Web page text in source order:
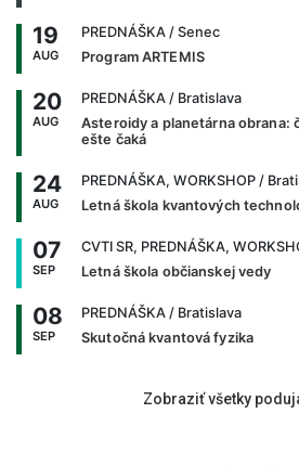
19
AUG
PREDNÁŠKA / Senec
Program ARTEMIS
20
AUG
PREDNÁŠKA / Bratislava
Asteroidy a planetárna obrana:
ešte čaká
24
AUG
PREDNÁŠKA, WORKSHOP /
Letná škola kvantových
07
SEP
CVTI SR, PREDNÁŠKA,
Letná škola občianskej vedy
08
SEP
PREDNÁŠKA / Bratislava
Skutočná kvantová fyzika
Zobraziť všetky